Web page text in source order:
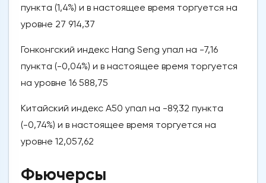
пункта (1,4%) и в настоящее время торгуется на
уровне 27 914,37
Гонконгский индекс Hang Seng упал на -7,16
пункта (-0,04%) и в настоящее время торгуется
на уровне 16 588,75
Китайский индекс A50 упал на -89,32 пункта
(-0,74%) и в настоящее время торгуется на
уровне 12,057,62
Фьючерсы